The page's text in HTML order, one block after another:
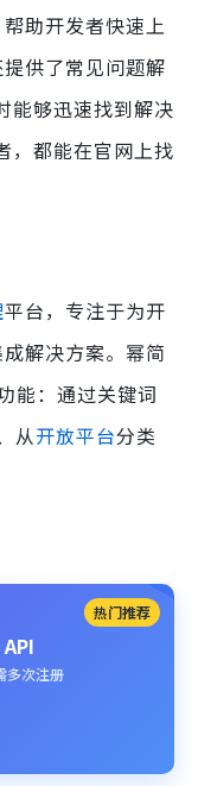
助开发者快速上
供了常见问题解
能够迅速找到解决
，都能在官网上找
平台，专注于为开
解决方案。幂简
能：通过关键词
从开放平台分类
热门推荐
多次注册